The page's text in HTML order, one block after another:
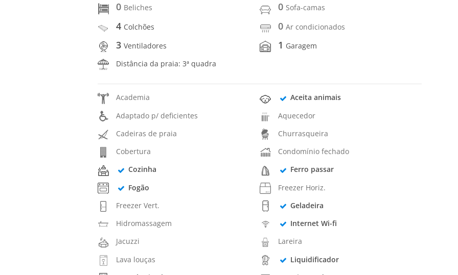
0 Beliches 0 Sofa-camas
4 Colchões 0Ar condicionados
3Ventiladores 1 Garagem
Distância da praia: 3ª quadra
Academia
Aceita animais
Adaptado p/ deficientes
Aquecedor
Cadeiras de praia
Churrasqueira
Cobertura
Condomínio fechado
Cozinha
Ferro passar
Fogão
Freezer Horiz.
Freezer Vert.
Geladeira
Hidromassagem
Internet Wi-fi
Jacuzzi
Lareira
Lava louças
Liquidificador